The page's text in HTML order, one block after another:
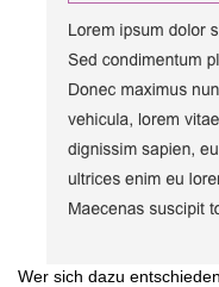
Wer sich dazu